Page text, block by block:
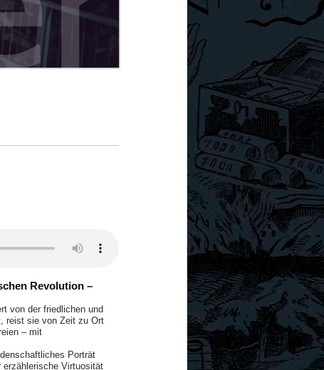
Revolution –
von der friedlichen und
reist sie von Zeit zu Ort
– mit
Porträt
erzählerische Virtuosität